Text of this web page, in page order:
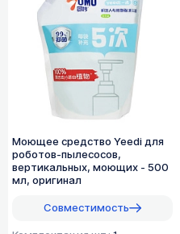
Моющее средство Yeedi для
роботов-пылесосов,
вертикальных, моющих - 500
мл, оригинал
Совместимость